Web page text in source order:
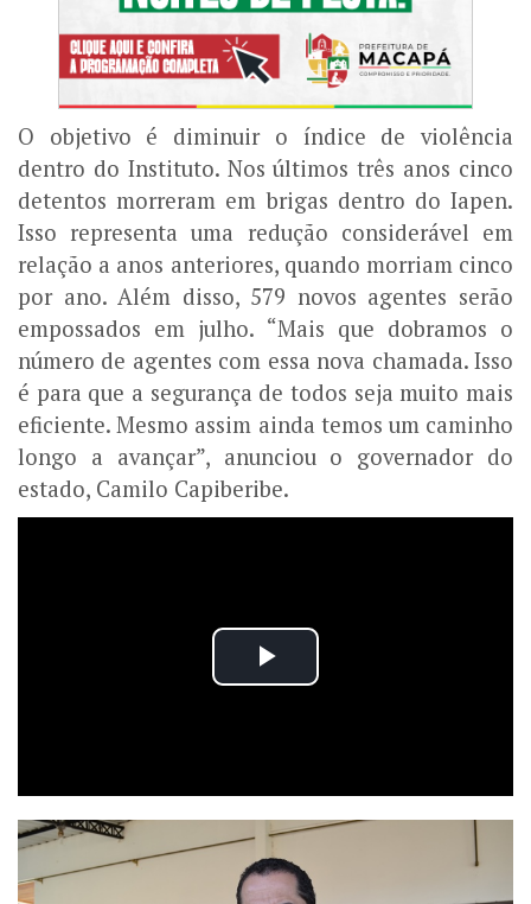
O objetivo é diminuir o índice de violência
dentro do Instituto. Nos últimos três anos cinco
detentos morreram em brigas dentro do Iapen.
Isso representa uma redução considerável em
relação a anos anteriores, quando morriam cinco
por ano. Além disso, 579 novos agentes serão
empossados em julho. “Mais que dobramos o
número de agentes com essa nova chamada. Isso
é para que a segurança de todos seja muito mais
eficiente. Mesmo assim ainda temos um caminho
longo a avançar”, anunciou o governador do
estado, Camilo Capiberibe.